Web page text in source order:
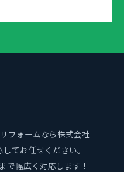
フォームなら株式会社
てお任せください。
で幅広く対応します！